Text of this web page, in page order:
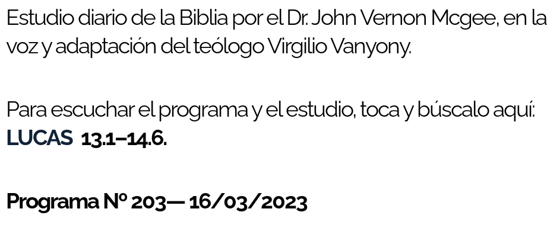
Estudio diario de la Biblia por el Dr. John Vernon Mcgee, en la
voz y adaptación del teólogo Virgilio Vanyony.
Para escuchar el programa y el estudio, toca y búscalo aquí:
LUCAS13.1–14.6.
Programa Nº 203— 16/03/2023